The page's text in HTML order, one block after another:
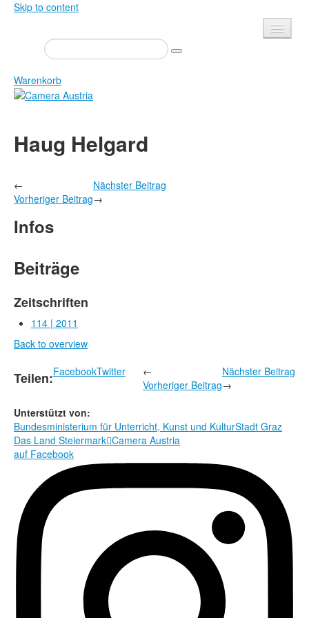
Skip to content
Presse
Veranstaltungen
Newsletter
Über uns
Shop
Warenkorb
Zeitschrift
Bücher
Camera Austria Preis
Rechtliche Informationen
Haug Helgard
←
Vorheriger Beitrag
Nächster Beitrag
→
Infos
Beiträge
Zeitschriften
114 | 2011
Back to overview
Teilen:FacebookTwitter
←
Vorheriger Beitrag
Nächster Beitrag
→
Unterstützt von:
Bundesministerium für Unterricht, Kunst und KulturStadt Graz
Das Land SteiermarkCamera Austria
auf Facebook